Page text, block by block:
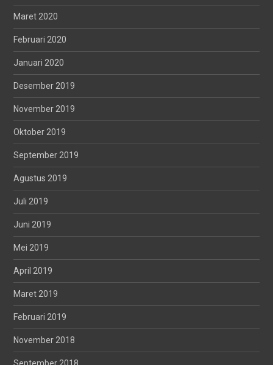
Maret 2020
Februari 2020
Januari 2020
Desember 2019
November 2019
Oktober 2019
September 2019
Agustus 2019
Juli 2019
Juni 2019
Mei 2019
April 2019
Maret 2019
Februari 2019
November 2018